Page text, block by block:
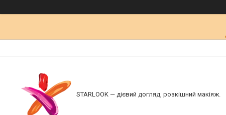
STARLOOK — дієвий догляд, розкішний макіяж.